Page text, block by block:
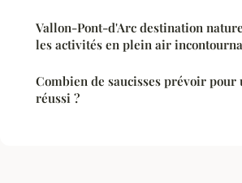
Vallon-Pont-d'Arc destination
les activités en plein air
Combien de saucisses prévoir pour
réussi ?